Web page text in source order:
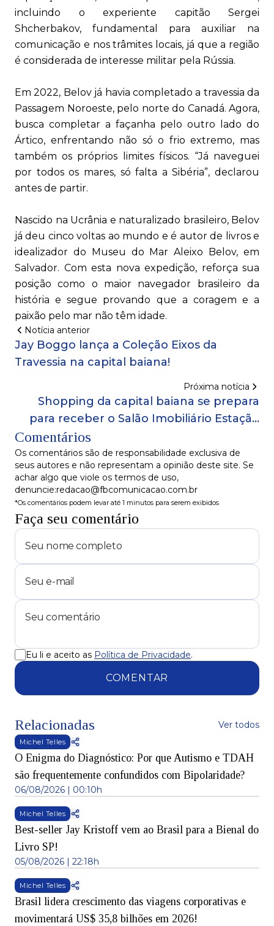
incluindo o experiente capitão Sergei
Shcherbakov, fundamental para auxiliar na
comunicação e nos trâmites locais, já que a região
é considerada de interesse militar pela Rússia.
Em 2022, Belov já havia completado a travessia da
Passagem Noroeste, pelo norte do Canadá. Agora,
busca completar a façanha pelo outro lado do
Ártico, enfrentando não só o frio extremo, mas
também os próprios limites físicos. “Já naveguei
por todos os mares, só falta a Sibéria”, declarou
antes de partir.
Nascido na Ucrânia e naturalizado brasileiro, Belov
já deu cinco voltas ao mundo e é autor de livros e
idealizador do Museu do Mar Aleixo Belov, em
Salvador. Com esta nova expedição, reforça sua
posição como o maior navegador brasileiro da
história e segue provando que a coragem e a
paixão pelo mar não têm idade.
Notícia anterior
Jay Boggo lança a Coleção Eixos da
Travessia na capital baiana!
Próxima notícia
Shopping da capital baiana se prepara
para receber o Salão Imobiliário Estação
50, com milhares de oportunidades
imobiliárias!
Comentários
Os comentários são de responsabilidade exclusiva de
seus autores e não representam a opinião deste site. Se
achar algo que viole os termos de uso,
denuncie:redacao@fbcomunicacao.com.br
*Os comentários podem levar até 1 minutos para serem exibidos
Faça seu comentário
Eu li e aceito as Política de Privacidade.
COMENTAR
Relacionadas Ver todos
Michel Telles
O Enigma do Diagnóstico: Por que Autismo e TDAH
são frequentemente confundidos com Bipolaridade?
06/08/2026 | 00:10h
Michel Telles
Best-seller Jay Kristoff vem ao Brasil para a Bienal do
Livro SP!
05/08/2026 | 22:18h
Michel Telles
Brasil lidera crescimento das viagens corporativas e
movimentará US$ 35,8 bilhões em 2026!